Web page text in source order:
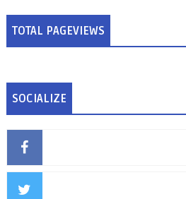
TOTAL PAGEVIEWS
SOCIALIZE